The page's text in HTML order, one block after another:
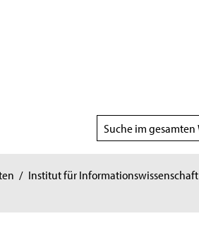
Suchbereich
wählen
/ Institut für Informationswissenschaft